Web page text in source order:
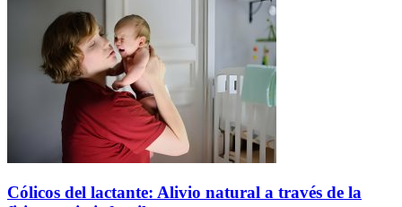
Cólicos del lactante: Alivio natural a través de la